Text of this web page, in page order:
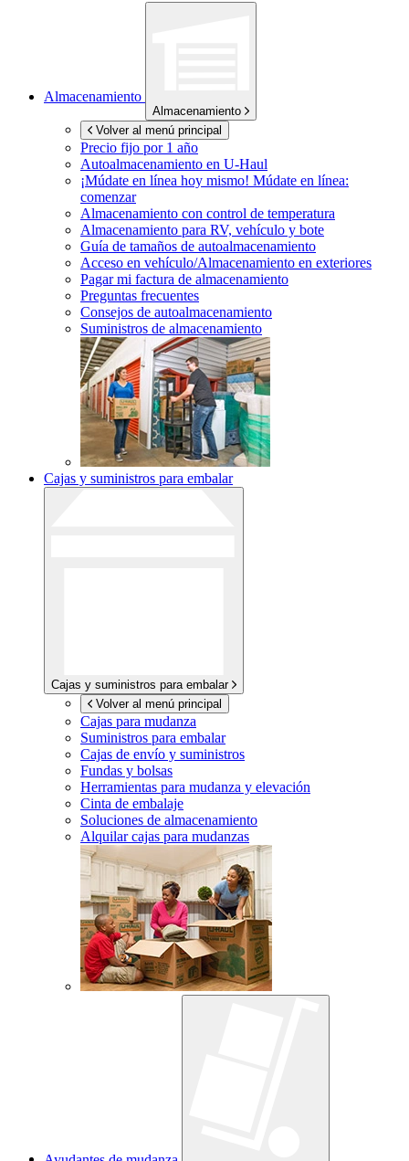
Almacenamiento
Almacenamiento
Volver al menú principal
Precio fijo por 1 año
Autoalmacenamiento en U-Haul
¡Múdate en línea hoy mismo! Múdate en línea:
comenzar
Almacenamiento con control de temperatura
Almacenamiento para RV, vehículo y bote
Guía de tamaños de autoalmacenamiento
Acceso en vehículo/Almacenamiento en exteriores
Pagar mi factura de almacenamiento
Preguntas frecuentes
Consejos de autoalmacenamiento
Suministros de almacenamiento
Cajas y suministros para embalar
Cajas y suministros para embalar
Volver al menú principal
Cajas para mudanza
Suministros para embalar
Cajas de envío y suministros
Fundas y bolsas
Herramientas para mudanza y elevación
Cinta de embalaje
Soluciones de almacenamiento
Alquilar cajas para mudanzas